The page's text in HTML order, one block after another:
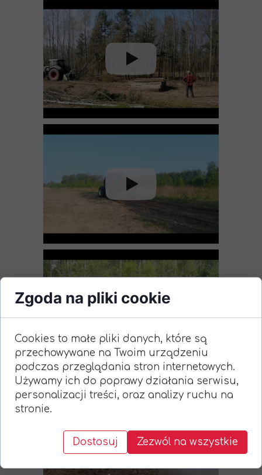
Zgoda na pliki cookie
Cookies to małe pliki danych, które są
przechowywane na Twoim urządzeniu
podczas przeglądania stron internetowych.
Używamy ich do poprawy działania serwisu,
personalizacji treści, oraz analizy ruchu na
stronie.
Dostosuj Zezwól na wszystkie